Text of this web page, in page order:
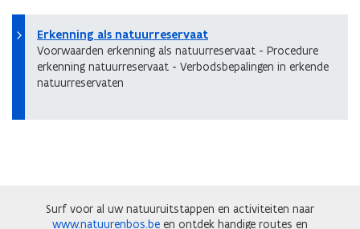
Erkenning als natuurreservaat
Voorwaarden erkenning als natuurreservaat - Procedure
erkenning natuurreservaat - Verbodsbepalingen in erkende
natuurreservaten
Surf voor al uw natuuruitstappen en activiteiten naar
www.natuurenbos.be en ontdek handige routes en